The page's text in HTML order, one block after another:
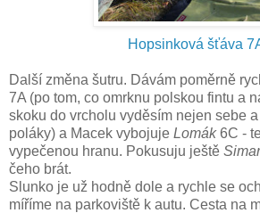
Hopsinková šťáva
Další změna šutru. Dávám poměrně
7A (po tom, co omrknu polskou fintu a
skoku do vrcholu vyděsím nejen sebe
poláky) a Macek vybojuje Lomák6C -
vypečenou hranu. Pokusuju ještě
čeho brát.
Slunko je už hodně dole a rychle se
míříme na parkoviště k autu. Cesta na